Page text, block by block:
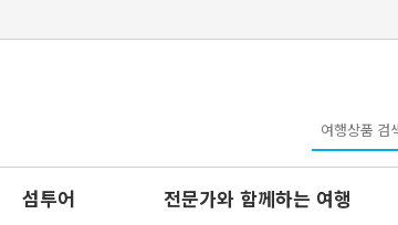
섬투어 전문가와 함께하는 여행